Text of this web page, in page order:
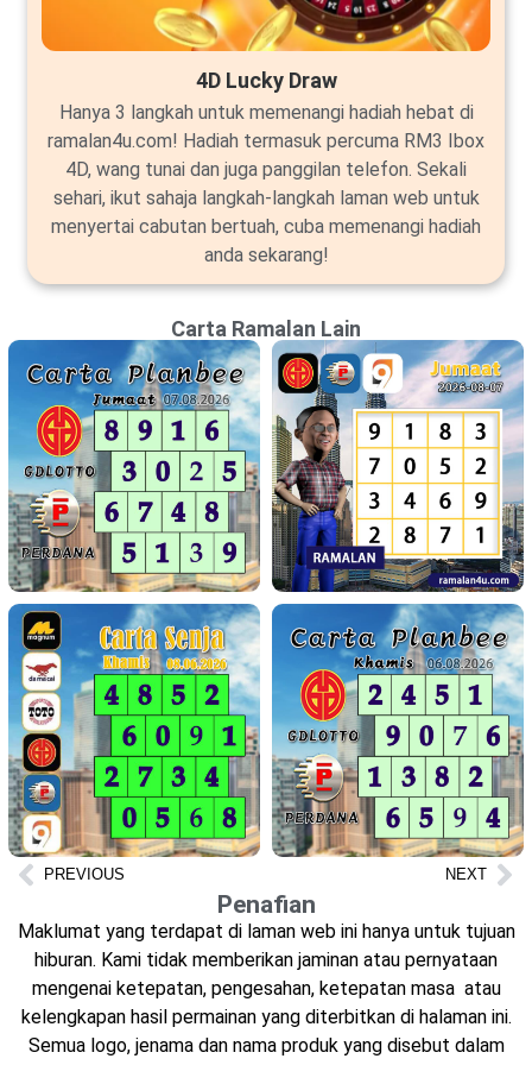
4D Lucky Draw
Hanya 3 langkah untuk memenangi hadiah hebat di
ramalan4u.com! Hadiah termasuk percuma RM3 Ibox
4D, wang tunai dan juga panggilan telefon. Sekali
sehari, ikut sahaja langkah-langkah laman web untuk
menyertai cabutan bertuah, cuba memenangi hadiah
anda sekarang!
Carta Ramalan Lain
PREVIOUS NEXT
Penafian
Maklumat yang terdapat di laman web ini hanya untuk tujuan
hiburan. Kami tidak memberikan jaminan atau pernyataan
mengenai ketepatan, pengesahan, ketepatan masa atau
kelengkapan hasil permainan yang diterbitkan di halaman ini.
Semua logo, jenama dan nama produk yang disebut dalam